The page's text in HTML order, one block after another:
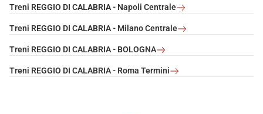
Treni REGGIO DI CALABRIA - Napoli Centrale
Treni REGGIO DI CALABRIA - Milano Centrale
Treni REGGIO DI CALABRIA - BOLOGNA
Treni REGGIO DI CALABRIA - Roma Termini